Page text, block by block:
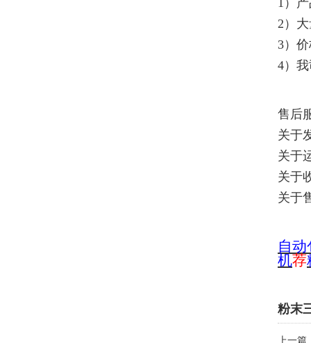
1）
2）
3）
4）
售后
关于
关于
关于
关于
自动
机荐
粉末
上一篇